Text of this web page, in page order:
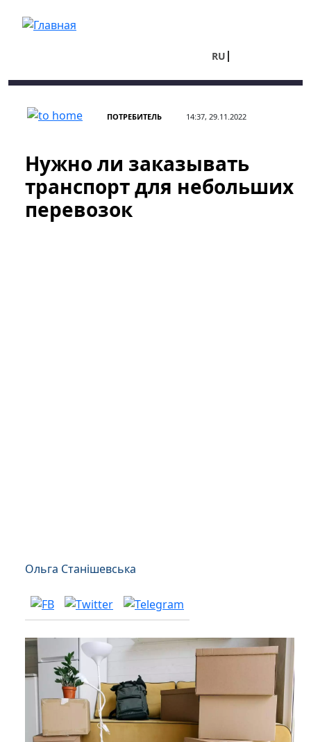
RU
ПОТРЕБИТЕЛЬ 14:37, 29.11.2022
Нужно ли заказывать
транспорт для небольших
перевозок
Ольга Станішевська